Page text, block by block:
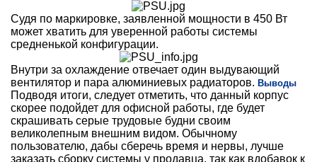
Судя по маркировке, заявленной мощности в 450 Вт
может хватить для уверенной работы системы
средненькой конфигурации.
Внутри за охлаждение отвечает один выдувающий
вентилятор и пара алюминиевых радиаторов. Выводы
Подводя итоги, следует отметить, что данный корпус
скорее подойдет для офисной работы, где будет
скрашивать серые трудовые будни своим
великолепным внешним видом. Обычному
пользователю, дабы сберечь время и нервы, лучше
заказать сборку системы у продавца, так как вдобавок к